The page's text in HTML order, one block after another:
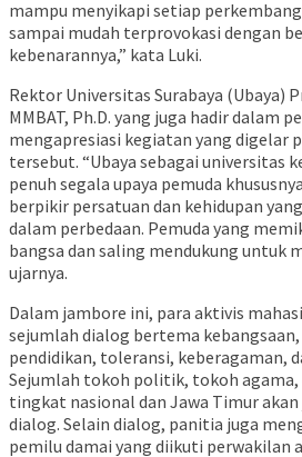
mampu menyikapi setiap
sampai mudah terprovokasi dengan
kebenarannya,” kata Luki.
Rektor Universitas Surabaya (Ubaya)
MMBAT, Ph.D. yang juga hadir dalam
mengapresiasi kegiatan yang digelar
tersebut. “Ubaya sebagai universitas
penuh segala upaya pemuda
berpikir persatuan dan kehidupan
dalam perbedaan. Pemuda yang
bangsa dan saling mendukung untuk
ujarnya.
Dalam jambore ini, para aktivis
sejumlah dialog bertema
pendidikan, toleransi, keberagaman,
Sejumlah tokoh politik, tokoh agama,
tingkat nasional dan Jawa Timur
dialog. Selain dialog, panitia juga
pemilu damai yang diikuti perwakilan